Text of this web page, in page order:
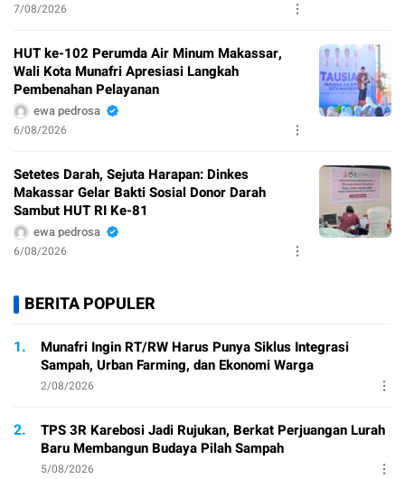
7/08/2026
HUT ke-102 Perumda Air Minum Makassar,
Wali Kota Munafri Apresiasi Langkah
Pembenahan Pelayanan
ewa pedrosa
6/08/2026
Setetes Darah, Sejuta Harapan: Dinkes
Makassar Gelar Bakti Sosial Donor Darah
Sambut HUT RI Ke-81
ewa pedrosa
6/08/2026
BERITA POPULER
1.
Munafri Ingin RT/RW Harus Punya Siklus Integrasi
Sampah, Urban Farming, dan Ekonomi Warga
2/08/2026
2.
TPS 3R Karebosi Jadi Rujukan, Berkat Perjuangan Lurah
Baru Membangun Budaya Pilah Sampah
5/08/2026